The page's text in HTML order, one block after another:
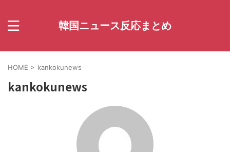
韓国ニュース反応まとめ
HOME > kankokunews
kankokunews